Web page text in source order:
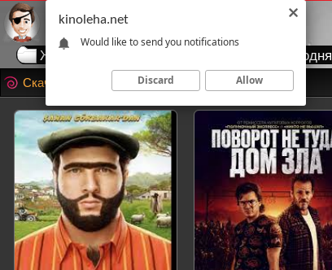
Жанры Топ сегодня
Скачать фильмы 2022
kinoleha.net
Would like to send you notifications
Discard Allow